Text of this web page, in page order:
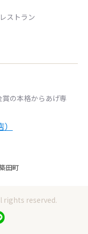
ストラン
の本格からあげ専
田町
rights reserved.